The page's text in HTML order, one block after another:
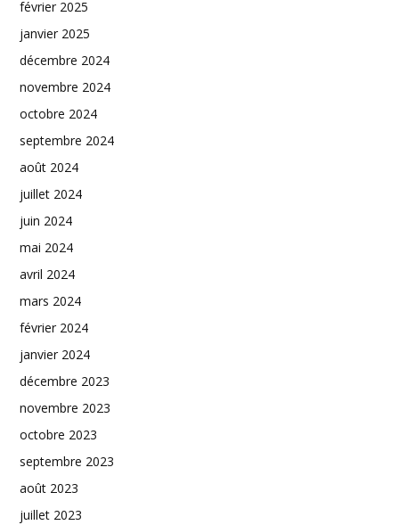
février 2025
janvier 2025
décembre 2024
novembre 2024
octobre 2024
septembre 2024
août 2024
juillet 2024
juin 2024
mai 2024
avril 2024
mars 2024
février 2024
janvier 2024
décembre 2023
novembre 2023
octobre 2023
septembre 2023
août 2023
juillet 2023